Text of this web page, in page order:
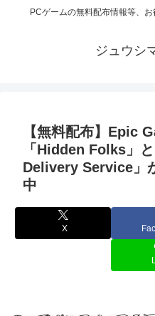
PCゲームの無料配布情報等、
ジュウシ
【無料配布】Epic
「Hidden Folks」
Delivery Service」
中
X